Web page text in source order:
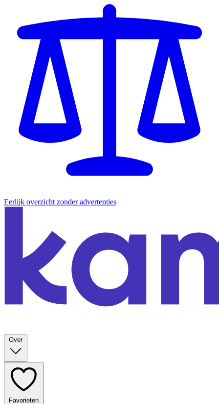
Eerlijk overzicht zonder advertenties
Over
Favorieten